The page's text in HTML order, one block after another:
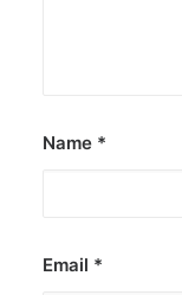
Name *
Email *